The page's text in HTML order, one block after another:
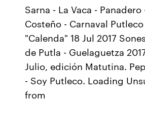
Sarna - La Vaca - Panadero
Costeño - Carnaval
"Calenda" 18 Jul 2017
de Putla - Guelaguetza
Julio, edición Matutina.
- Soy Putleco. Loading
from